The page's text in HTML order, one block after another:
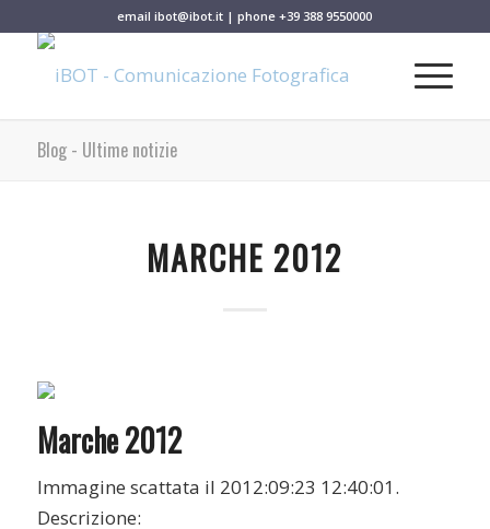
emailibot@ibot.it | phone+39 388 9550000
Blog - Ultime notizie
MARCHE 2012
Marche 2012
Immagine scattata il 2012:09:23 12:40:01.
Descrizione: